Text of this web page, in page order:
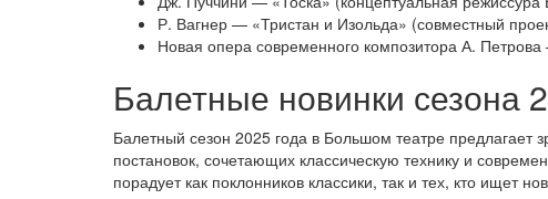
Р. Вагнер — «Тристан и Изольда» (совместный
Новая опера современного композитора А.
Балетные новинки сезона
Балетный сезон 2025 года в Большом театре
постановок, сочетающих классическую технику и
порадует как поклонников классики, так и тех, кто ищет